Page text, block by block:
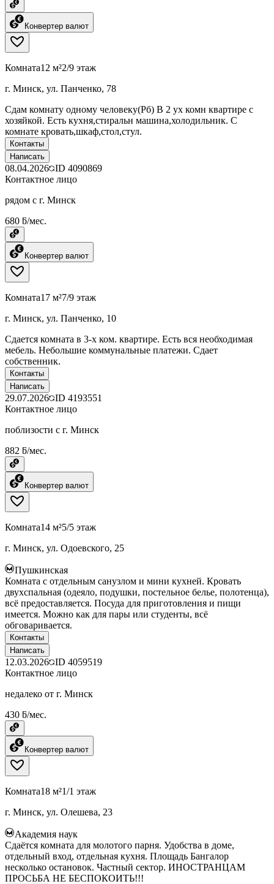
Конвертер валют
Комната12 м²2/9 этаж
г. Минск, ул. Панченко, 78
Сдам комнату одному человеку(Рб) В 2 ух комн квартире с
хозяйкой. Есть кухня,стиральн машина,холодильник. С
комнате кровать,шкаф,стол,стул.
Контакты
Написать
08.04.2026 ID 4090869
Контактное лицо
рядом с г. Минск
680 ƃ/мес.
Конвертер валют
Комната17 м²7/9 этаж
г. Минск, ул. Панченко, 10
Сдается комната в 3-х ком. квартире. Есть вся необходимая
мебель. Небольшие коммунальные платежи. Сдает
собственник.
Контакты
Написать
29.07.2026 ID 4193551
Контактное лицо
поблизости с г. Минск
882 ƃ/мес.
Конвертер валют
Комната14 м²5/5 этаж
г. Минск, ул. Одоевского, 25
Пушкинская
Комната с отдельным санузлом и мини кухней. Кровать
двухспальная (одеяло, подушки, постельное белье, полотенца),
всё предоставляется. Посуда для приготовления и пищи
имеется. Можно как для пары или студенты, всё
обговаривается.
Контакты
Написать
12.03.2026 ID 4059519
Контактное лицо
недалеко от г. Минск
430 ƃ/мес.
Конвертер валют
Комната18 м²1/1 этаж
г. Минск, ул. Олешева, 23
Академия наук
Сдаётся комната для молотого парня. Удобства в доме,
отдельный вход, отдельная кухня. Площадь Бангалор
несколько остановок. Частный сектор. ИНОСТРАНЦАМ
ПРОСЬБА НЕ БЕСПОКОИТЬ!!!